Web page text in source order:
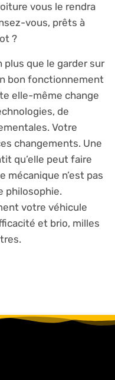
vous le rendra
vous, prêts à
?
que le garder sur
bon fonctionnement
elle-même change
de
Votre
changements. Une
qu’elle peut faire
mécanique n’est pas
philosophie.
votre véhicule
et brio, milles